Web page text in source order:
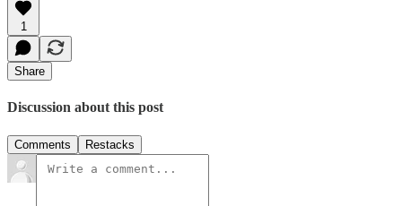
1
Share
Discussion about this post
Comments Restacks